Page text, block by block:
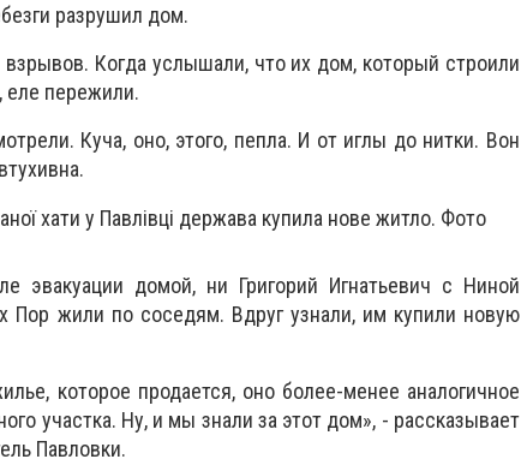
разрушил дом.
Когда услышали, что их дом, который строили
еле пережили.
Куча, оно, этого, пепла. И от иглы до нитки. Вон
эвакуации домой, ни Григорий Игнатьевич с Ниной
Пор жили по соседям. Вдруг узнали, им купили новую
которое продается, оно более-менее аналогичное
участка. Ну, и мы знали за этот дом», - рассказывает
Павловки.